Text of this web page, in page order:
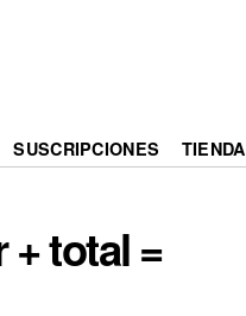
SUSCRIPCIONES TIENDA
total =